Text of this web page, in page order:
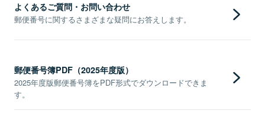
よくあるご質問・お問い合わせ
郵便番号に関するさまざまな疑問にお答えします。
郵便番号簿PDF（2025年度版）
2025年度版郵便番号簿をPDF形式でダウンロードできま
す。